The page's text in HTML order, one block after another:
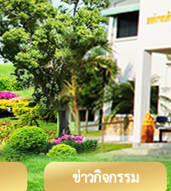
ข่าวกิจกรรม